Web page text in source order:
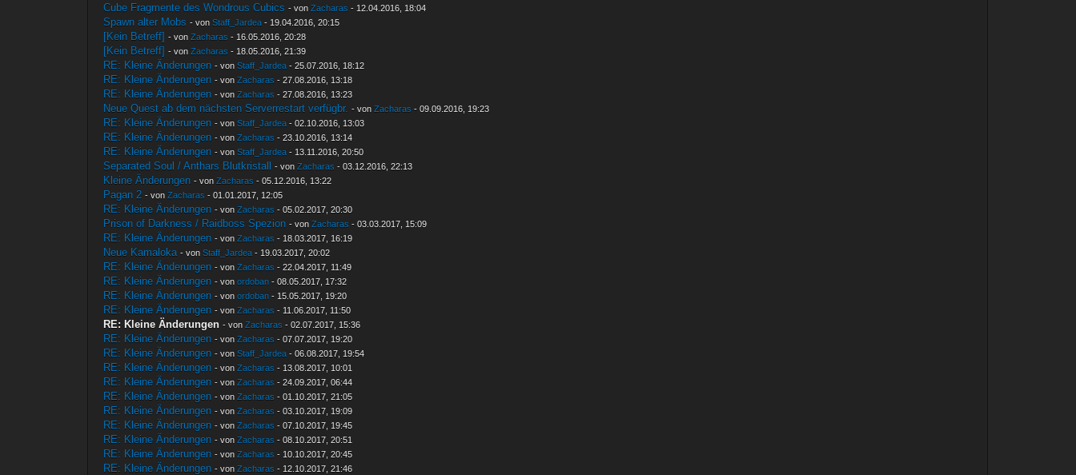
Cube Fragmente des Wondrous Cubics - vonZacharas - 12.04.2016, 18:04
Spawn alter Mobs - vonStaff_Jardea - 19.04.2016, 20:15
[Kein Betreff] - vonZacharas - 16.05.2016, 20:28
[Kein Betreff] - vonZacharas - 18.05.2016, 21:39
RE: Kleine Änderungen - vonStaff_Jardea - 25.07.2016, 18:12
RE: Kleine Änderungen - vonZacharas - 27.08.2016, 13:18
RE: Kleine Änderungen - vonZacharas - 27.08.2016, 13:23
Neue Quest ab dem nächsten Serverrestart verfügbr. - vonZacharas - 09.09.2016, 19:23
RE: Kleine Änderungen - vonStaff_Jardea - 02.10.2016, 13:03
RE: Kleine Änderungen - vonZacharas - 23.10.2016, 13:14
RE: Kleine Änderungen - vonStaff_Jardea - 13.11.2016, 20:50
Separated Soul / Anthars Blutkristall - vonZacharas - 03.12.2016, 22:13
Kleine Änderungen - vonZacharas - 05.12.2016, 13:22
Pagan 2 - vonZacharas - 01.01.2017, 12:05
RE: Kleine Änderungen - vonZacharas - 05.02.2017, 20:30
Prison of Darkness / Raidboss Spezion - vonZacharas - 03.03.2017, 15:09
RE: Kleine Änderungen - vonZacharas - 18.03.2017, 16:19
Neue Kamaloka - vonStaff_Jardea - 19.03.2017, 20:02
RE: Kleine Änderungen - vonZacharas - 22.04.2017, 11:49
RE: Kleine Änderungen - vonordoban - 08.05.2017, 17:32
RE: Kleine Änderungen - vonordoban - 15.05.2017, 19:20
RE: Kleine Änderungen - vonZacharas - 11.06.2017, 11:50
RE: Kleine Änderungen - vonZacharas - 02.07.2017, 15:36
RE: Kleine Änderungen - vonZacharas - 07.07.2017, 19:20
RE: Kleine Änderungen - vonStaff_Jardea - 06.08.2017, 19:54
RE: Kleine Änderungen - vonZacharas - 13.08.2017, 10:01
RE: Kleine Änderungen - vonZacharas - 24.09.2017, 06:44
RE: Kleine Änderungen - vonZacharas - 01.10.2017, 21:05
RE: Kleine Änderungen - vonZacharas - 03.10.2017, 19:09
RE: Kleine Änderungen - vonZacharas - 07.10.2017, 19:45
RE: Kleine Änderungen - vonZacharas - 08.10.2017, 20:51
RE: Kleine Änderungen - vonZacharas - 10.10.2017, 20:45
RE: Kleine Änderungen - vonZacharas - 12.10.2017, 21:46